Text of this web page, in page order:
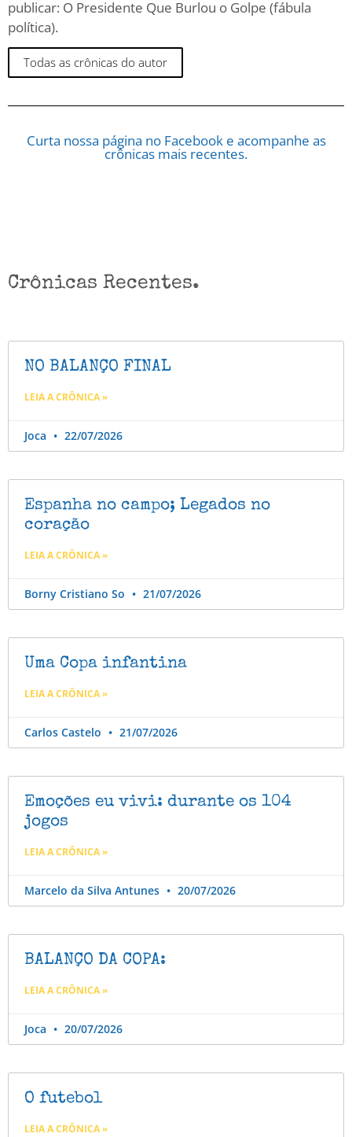
publicar: O Presidente Que Burlou o Golpe (fábula
política).
Todas as crônicas do autor
Curta nossa página no Facebook e acompanhe as
crônicas mais recentes.
Crônicas Recentes.
NO BALANÇO FINAL
LEIA A CRÔNICA »
Joca 22/07/2026
Espanha no campo; Legados no
coração
LEIA A CRÔNICA »
Borny Cristiano So 21/07/2026
Uma Copa infantina
LEIA A CRÔNICA »
Carlos Castelo 21/07/2026
Emoções eu vivi: durante os 104
jogos
LEIA A CRÔNICA »
Marcelo da Silva Antunes 20/07/2026
BALANÇO DA COPA:
LEIA A CRÔNICA »
Joca 20/07/2026
O futebol
LEIA A CRÔNICA »